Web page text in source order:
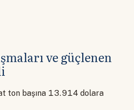
ve güçlenen
ton başına 13.914 dolara